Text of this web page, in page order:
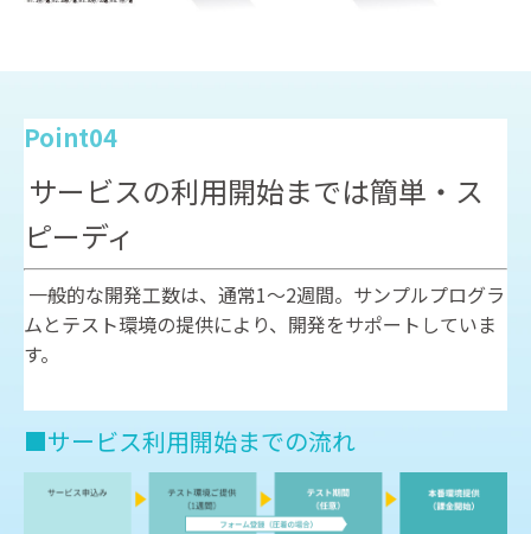
Point04
サービスの利用開始までは簡単・ス
ピーディ
一般的な開発工数は、通常1～2週間。サンプルプログラ
ムとテスト環境の提供により、開発をサポートしていま
す。
■サービス利用開始までの流れ